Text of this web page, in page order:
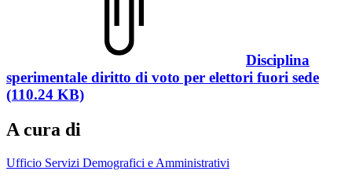
Disciplina
sperimentale diritto di voto per elettori fuori sede
(110.24 KB)
A cura di
Ufficio Servizi Demografici e Amministrativi